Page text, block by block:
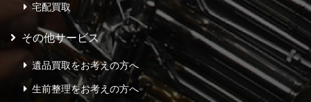
宅配買取
その他サービス
遺品買取をお考えの方へ
生前整理をお考えの方へ